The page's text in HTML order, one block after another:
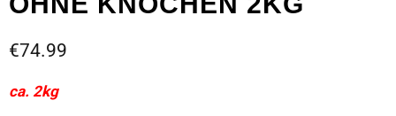
€74.99
ca. 2kg